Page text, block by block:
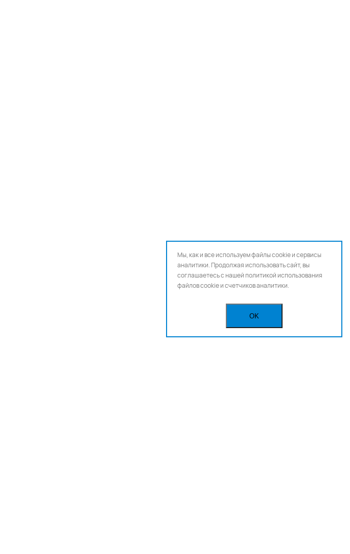
Мы, как и все используем файлы cookie и сервисы
аналитики. Продолжая использовать сайт, вы
соглашаетесь с нашейполитикой использования
файлов cookie и счетчиков аналитики.
OK